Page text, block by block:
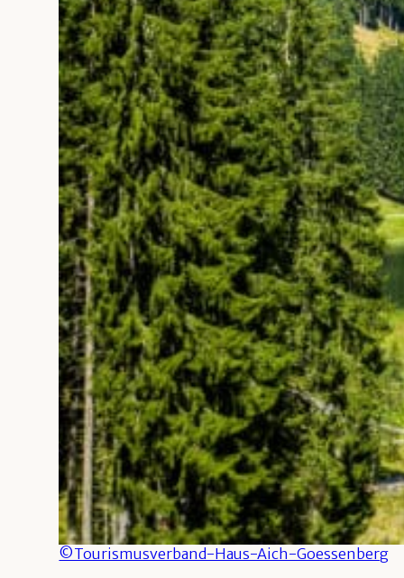
©Tourismusverband-Haus-Aich-Goessenberg